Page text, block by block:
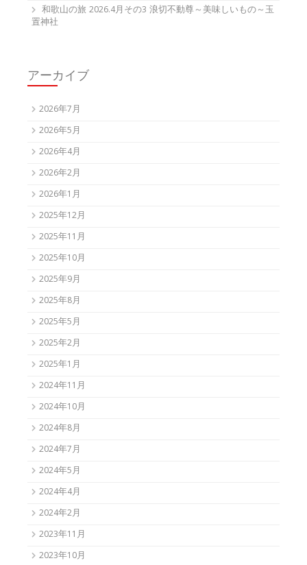
和歌山の旅 2026.4月その3 浪切不動尊～美味しいもの～玉
置神社
アーカイブ
2026年7月
2026年5月
2026年4月
2026年2月
2026年1月
2025年12月
2025年11月
2025年10月
2025年9月
2025年8月
2025年5月
2025年2月
2025年1月
2024年11月
2024年10月
2024年8月
2024年7月
2024年5月
2024年4月
2024年2月
2023年11月
2023年10月